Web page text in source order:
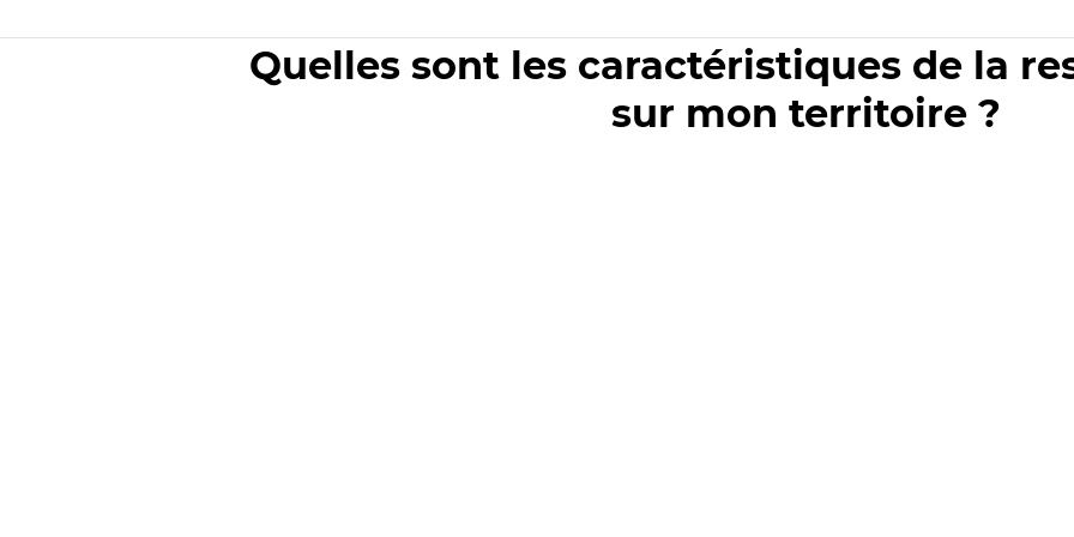
Quelles sont les caractéristiques de la
sur mon territoire ?